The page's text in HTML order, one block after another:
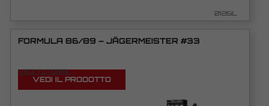
0126IL
FORMULA 86/89 – JÄGERMEISTER #33
VEDI TUTORIAL
VEDI IL PRODOTTO